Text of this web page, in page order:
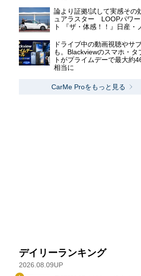
論より証拠!試して実感その
ュアラスター LOOPパワー
ト 『ザ・体感！！』日産・
ドライブ中の動画視聴やサ
も。Blackviewのスマホ・タ
トがプライムデーで最大約
相当に
CarMe Proをもっと見る
デイリーランキング
2026.08.09UP